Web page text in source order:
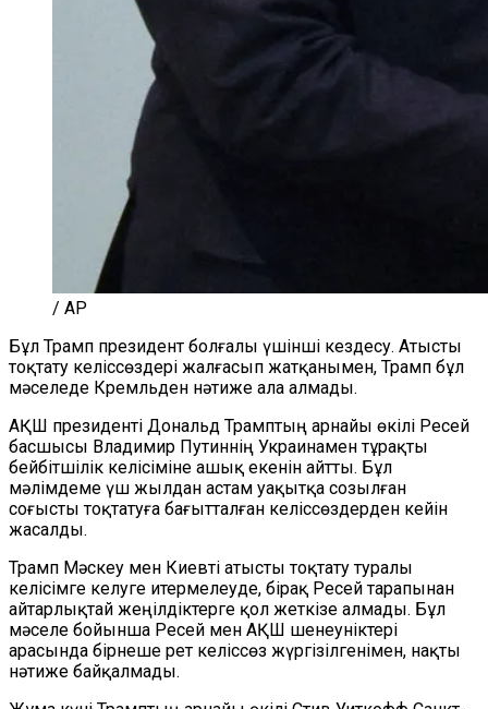
/ AP
Бұл Трамп президент болғалы үшінші кездесу. Атысты
тоқтату келіссөздері жалғасып жатқанымен, Трамп бұл
мәселеде Кремльден нәтиже ала алмады.
АҚШ президенті Дональд Трамптың арнайы өкілі Ресей
басшысы Владимир Путиннің Украинамен тұрақты
бейбітшілік келісіміне ашық екенін айтты. Бұл
мәлімдеме үш жылдан астам уақытқа созылған
соғысты тоқтатуға бағытталған келіссөздерден кейін
жасалды.
Трамп Мәскеу мен Киевті атысты тоқтату туралы
келісімге келуге итермелеуде, бірақ Ресей тарапынан
айтарлықтай жеңілдіктерге қол жеткізе алмады. Бұл
мәселе бойынша Ресей мен АҚШ шенеуніктері
арасында бірнеше рет келіссөз жүргізілгенімен, нақты
нәтиже байқалмады.